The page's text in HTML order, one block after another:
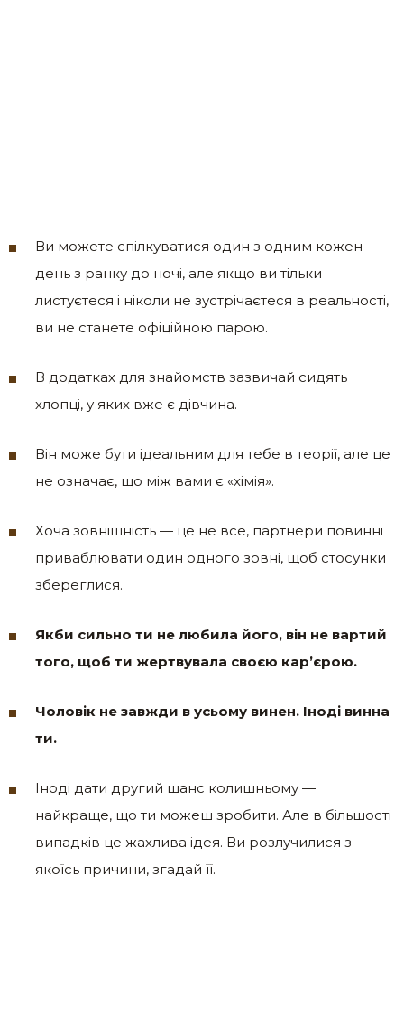
Ви можете спілкуватися один з одним кожен
день з ранку до ночі, але якщо ви тільки
листуєтеся і ніколи не зустрічаєтеся в реальності,
ви не станете офіційною парою.
В додатках для знайомств зазвичай сидять
хлопці, у яких вже є дівчина.
Він може бути ідеальним для тебе в теорії, але це
не означає, що між вами є «хімія».
Хоча зовнішність — це не все, партнери повинні
приваблювати один одного зовні, щоб стосунки
збереглися.
Якби сильно ти не любила його, він не вартий
того, щоб ти жертвувала своєю кар’єрою.
Чоловік не завжди в усьому винен. Іноді винна
ти.
Іноді дати другий шанс колишньому —
найкраще, що ти можеш зробити. Але в більшості
випадків це жахлива ідея. Ви розлучилися з
якоїсь причини, згадай її.